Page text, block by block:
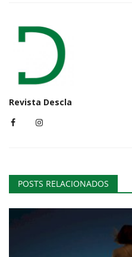
Revista Descla
POSTS RELACIONADOS